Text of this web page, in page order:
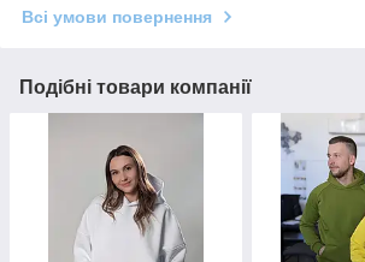
Всі умови повернення
Подібні товари компанії